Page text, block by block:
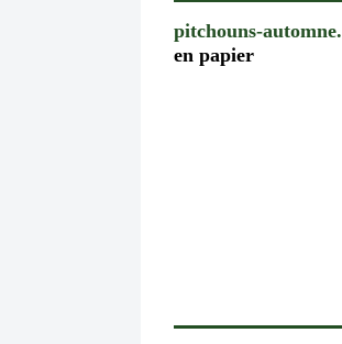
pitchouns-automne.
en papier